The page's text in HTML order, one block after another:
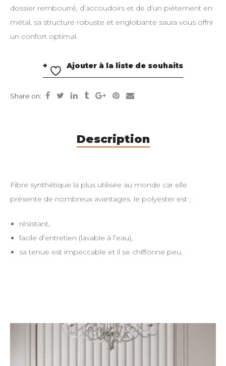
dossier rembourré, d’accoudoirs et de d’un piètement en
métal, sa structure robuste et englobante saura vous offrir
un confort optimal.
Ajouter à la liste de souhaits
Share on:
Description
Fibre synthétique la plus utilisée au monde car elle
présente de nombreux avantages. le polyester est :
résistant,
facile d’entretien (lavable à l’eau),
sa tenue est impeccable et il se chiffonne peu.